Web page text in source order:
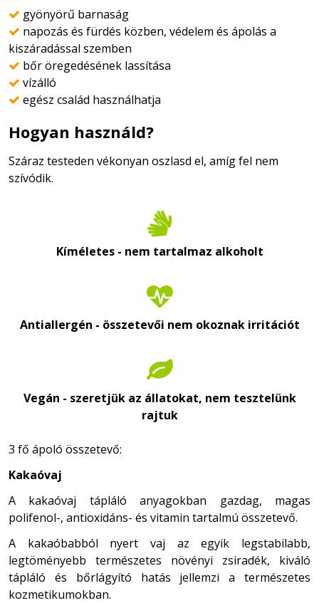
 gyönyörű barnaság
 napozás és fürdés közben, védelem és ápolás a
kiszáradással szemben
 bőr öregedésének lassítása
 vízálló
 egész család használhatja
Hogyan használd?
Száraz testeden vékonyan oszlasd el, amíg fel nem
szívódik.

Kíméletes - nem tartalmaz alkoholt

Antiallergén - összetevői nem okoznak irritációt

Vegán - szeretjük az állatokat, nem tesztelünk
rajtuk
3 fő ápoló összetevő:
Kakaóvaj
A kakaóvaj tápláló anyagokban gazdag, magas
polifenol-, antioxidáns- és vitamin tartalmú összetevő.
A kakaóbabból nyert vaj az egyik legstabilabb,
legtöményebb természetes növényi zsiradék, kiváló
tápláló és bőrlágyító hatás jellemzi a természetes
kozmetikumokban.